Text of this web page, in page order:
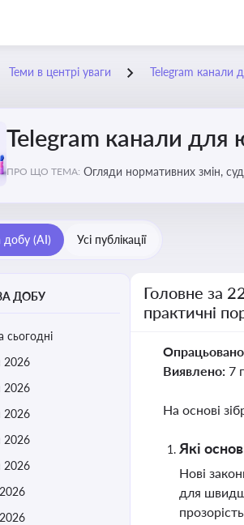
Теми в центрі уваги Telegram канали
Telegram канали для
ПРО ЩО ТЕМА: Огляди нормативних змін,
добу (AI) Усі публікації
ДОБУ
сьогодні
2026
2026
2026
2026
2026
Головне за
практичні
Виявлено: 7
На основі
Які
Нові
для